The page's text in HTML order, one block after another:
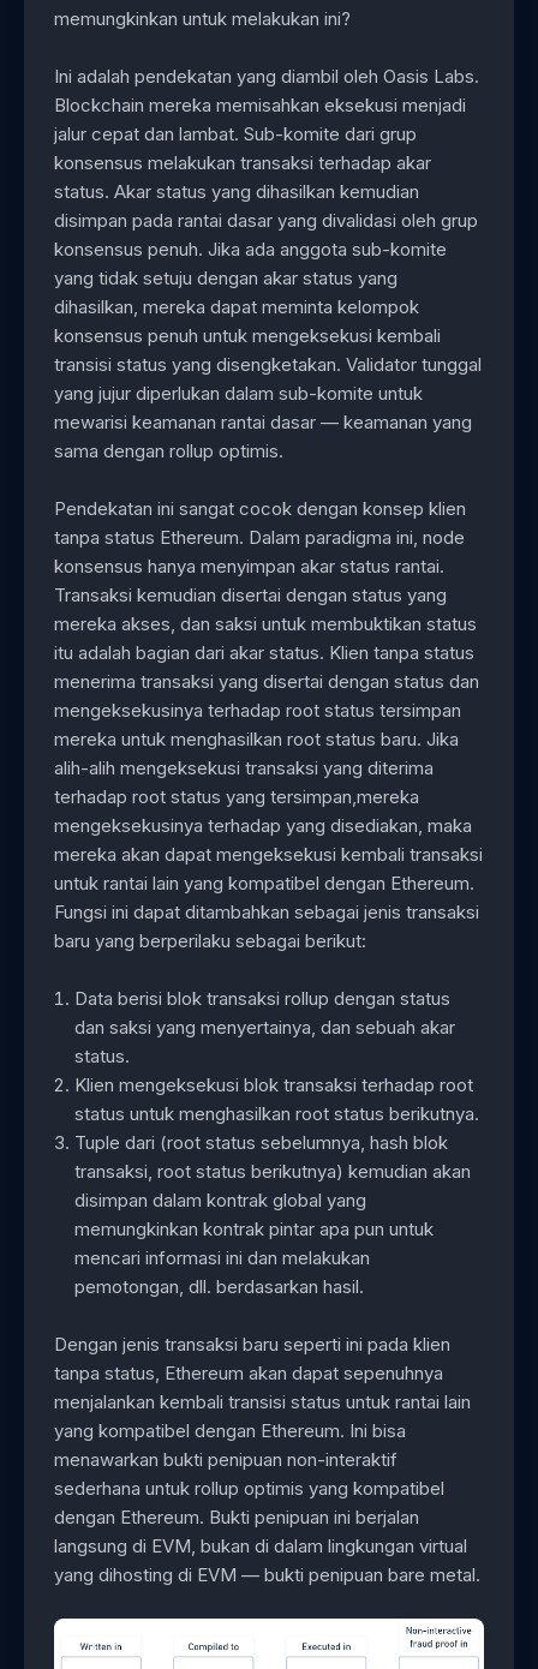
memungkinkan untuk melakukan ini?
Ini adalah pendekatan yang diambil oleh Oasis Labs.
Blockchain mereka memisahkan eksekusi menjadi
jalur cepat dan lambat. Sub-komite dari grup
konsensus melakukan transaksi terhadap akar
status. Akar status yang dihasilkan kemudian
disimpan pada rantai dasar yang divalidasi oleh grup
konsensus penuh. Jika ada anggota sub-komite
yang tidak setuju dengan akar status yang
dihasilkan, mereka dapat meminta kelompok
konsensus penuh untuk mengeksekusi kembali
transisi status yang disengketakan. Validator tunggal
yang jujur diperlukan dalam sub-komite untuk
mewarisi keamanan rantai dasar — keamanan yang
sama dengan rollup optimis.
Pendekatan ini sangat cocok dengan konsep klien
tanpa status Ethereum. Dalam paradigma ini, node
konsensus hanya menyimpan akar status rantai.
Transaksi kemudian disertai dengan status yang
mereka akses, dan saksi untuk membuktikan status
itu adalah bagian dari akar status. Klien tanpa status
menerima transaksi yang disertai dengan status dan
mengeksekusinya terhadap root status tersimpan
mereka untuk menghasilkan root status baru. Jika
alih-alih mengeksekusi transaksi yang diterima
terhadap root status yang tersimpan,mereka
mengeksekusinya terhadap yang disediakan, maka
mereka akan dapat mengeksekusi kembali transaksi
untuk rantai lain yang kompatibel dengan Ethereum.
Fungsi ini dapat ditambahkan sebagai jenis transaksi
baru yang berperilaku sebagai berikut:
Data berisi blok transaksi rollup dengan status
dan saksi yang menyertainya, dan sebuah akar
status.
Klien mengeksekusi blok transaksi terhadap root
status untuk menghasilkan root status berikutnya.
Tuple dari (root status sebelumnya, hash blok
transaksi, root status berikutnya) kemudian akan
disimpan dalam kontrak global yang
memungkinkan kontrak pintar apa pun untuk
mencari informasi ini dan melakukan
pemotongan, dll. berdasarkan hasil.
Dengan jenis transaksi baru seperti ini pada klien
tanpa status, Ethereum akan dapat sepenuhnya
menjalankan kembali transisi status untuk rantai lain
yang kompatibel dengan Ethereum. Ini bisa
menawarkan bukti penipuan non-interaktif
sederhana untuk rollup optimis yang kompatibel
dengan Ethereum. Bukti penipuan ini berjalan
langsung di EVM, bukan di dalam lingkungan virtual
yang dihosting di EVM — bukti penipuan bare metal.